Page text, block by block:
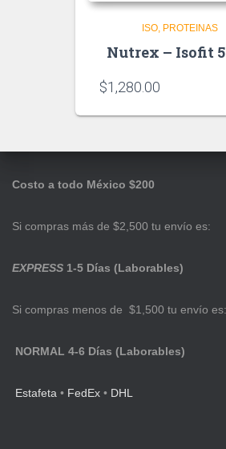
ISO PROTEINAS
Nutrex – Isofit 5
$1,280.00
Costo a todo México $200
Si compras más de $2,500 tu envío es:
EXPRESS 1-5 Días (Laborables)
Si compras menos de $1,500 tu envío es:
NORMAL 4-6 Días (Laborables)
Estafeta • FedEx • DHL